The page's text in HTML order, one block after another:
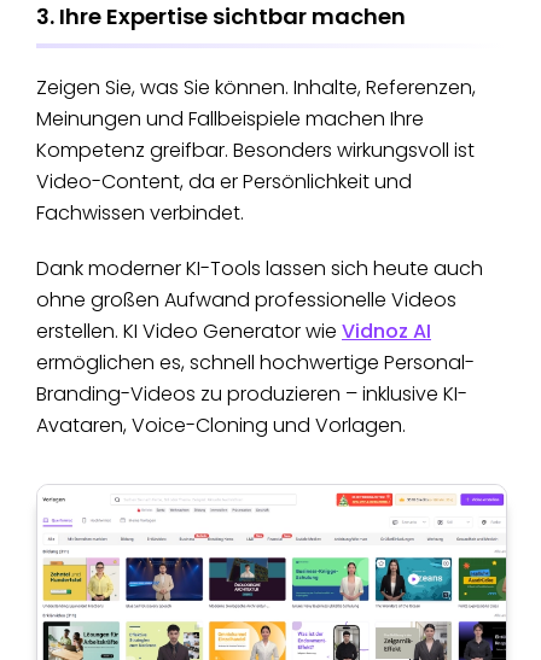
3. Ihre Expertise sichtbar machen
Zeigen Sie, was Sie können. Inhalte, Referenzen,
Meinungen und Fallbeispiele machen Ihre
Kompetenz greifbar. Besonders wirkungsvoll ist
Video-Content, da er Persönlichkeit und
Fachwissen verbindet.
Dank moderner KI-Tools lassen sich heute auch
ohne großen Aufwand professionelle Videos
erstellen. KI Video Generator wie Vidnoz AI
ermöglichen es, schnell hochwertige Personal-
Branding-Videos zu produzieren – inklusive KI-
Avataren, Voice-Cloning und Vorlagen.